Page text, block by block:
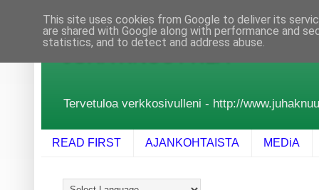
JUHA KNUUTTILA
Tervetuloa verkkosivulleni - http://
READ FIRST AJANKOHTAISTA MEDiA
This site uses cookies from Google to deliver its
are shared with Google along with performance and
statistics, and to detect and address abuse.